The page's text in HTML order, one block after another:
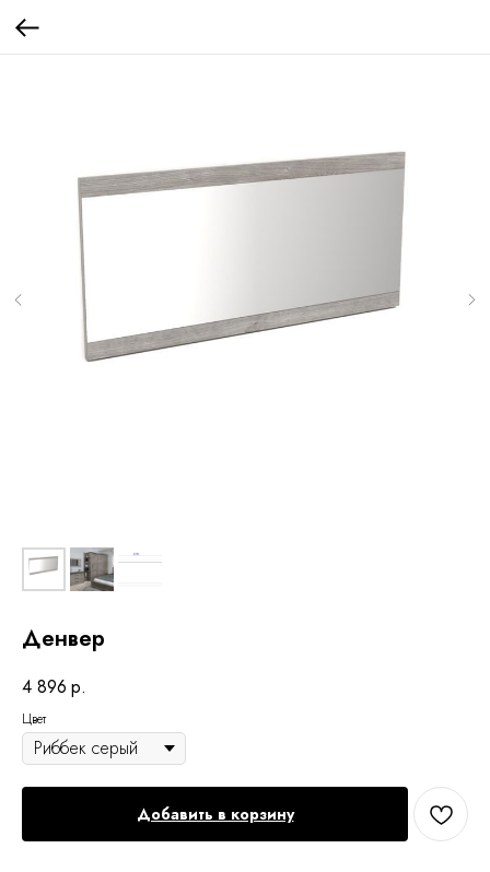
Денвер
4 896 р.
Цвет
Добавить в корзину